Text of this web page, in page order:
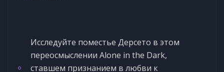
Исследуйте поместье Дерсето в этом
переосмыслении Alone in the Dark,
ставшем признанием в любви к